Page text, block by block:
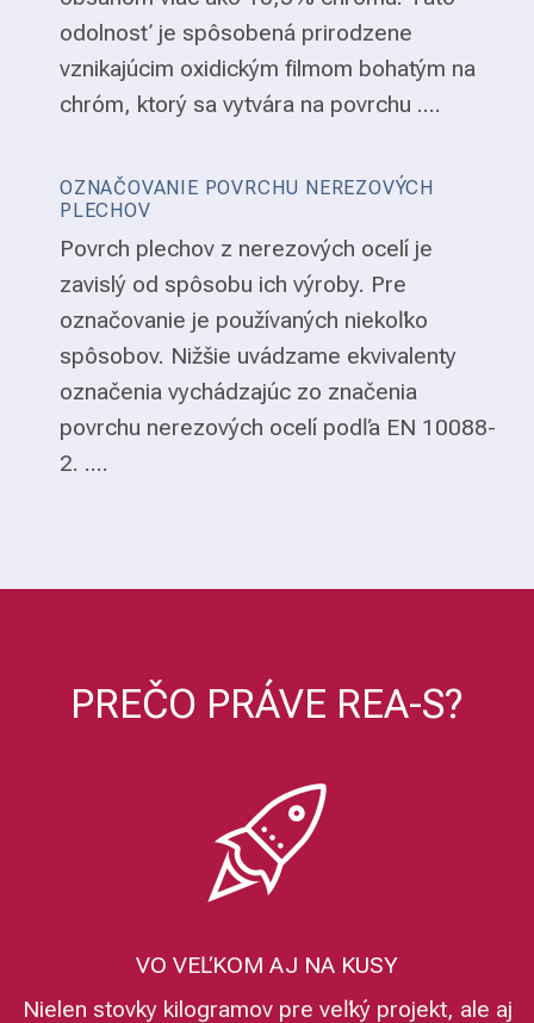
odolnosť je spôsobená prirodzene
vznikajúcim oxidickým filmom bohatým na
chróm, ktorý sa vytvára na povrchu ....
OZNAČOVANIE POVRCHU NEREZOVÝCH
PLECHOV
Povrch plechov z nerezových ocelí je
zavislý od spôsobu ich výroby. Pre
označovanie je používaných niekoľko
spôsobov. Nižšie uvádzame ekvivalenty
označenia vychádzajúc zo značenia
povrchu nerezových ocelí podľa EN 10088-
2. ....
PREČO PRÁVE REA-S?
VO VEĽKOM AJ NA KUSY
Nielen stovky kilogramov pre veľký projekt, ale aj